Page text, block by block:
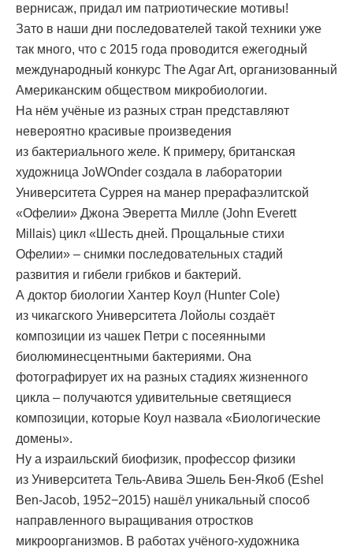
вернисаж, придал им патриотические мотивы!
Зато в наши дни последователей такой техники уже
так много, что с 2015 года проводится ежегодный
международный конкурс The Agar Art, организованный
Американским обществом микробиологии.
На нём учёные из разных стран представляют
невероятно красивые произведения
из бактериального желе. К примеру, британская
художница JoWOnder создала в лаборатории
Университета Суррея на манер прерафаэлитской
«Офелии» Джона Эверетта Милле (John Everett
Millais) цикл «Шесть дней. Прощальные стихи
Офелии» – снимки последовательных стадий
развития и гибели грибков и бактерий.
А доктор биологии Хантер Коул (Hunter Cole)
из чикагского Университета Лойолы создаёт
композиции из чашек Петри с посеянными
биолюминесцентными бактериями. Она
фотографирует их на разных стадиях жизненного
цикла – получаются удивительные светящиеся
композиции, которые Коул назвала «Биологические
домены».
Ну а израильский биофизик, профессор физики
из Университета Тель-Авива Эшель Бен-Якоб (Eshel
Ben-Jacob, 1952−2015) нашёл уникальный способ
направленного выращивания отростков
микроорганизмов. В работах учёного-художника